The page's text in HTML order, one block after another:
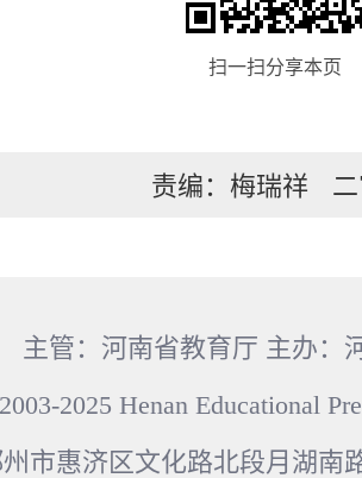
扫一扫分享本页
责编：梅瑞祥
主管：河南省教育厅 主办：
2025 Henan Educational
市惠济区文化路北段月湖南